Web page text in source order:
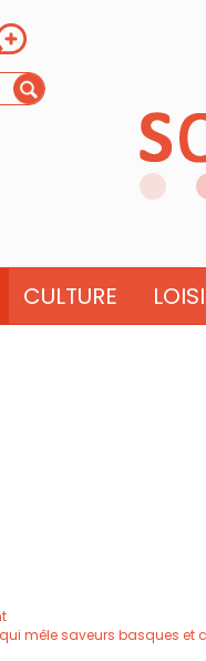
CULTURE
mêle saveurs basques et